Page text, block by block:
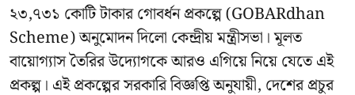
২৩,৭৩১ কোটি টাকার গোবর্ধন প্রকল্পে (GOBARdhan
Scheme) অনুমোদন দিলো কেন্দ্রীয় মন্ত্রীসভা। মূলত
বায়োগ্যাস তৈরির উদ্যোগকে আরও এগিয়ে নিয়ে যেতে এই
প্রকল্প। এই প্রকল্পের সরকারি বিজ্ঞপ্তি অনুযায়ী, দেশের প্রচুর